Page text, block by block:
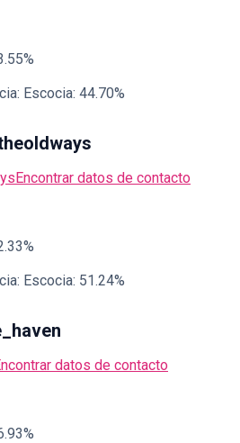
Escocia: 44.70%
Encontrar datos de contacto
Escocia: 51.24%
datos de contacto